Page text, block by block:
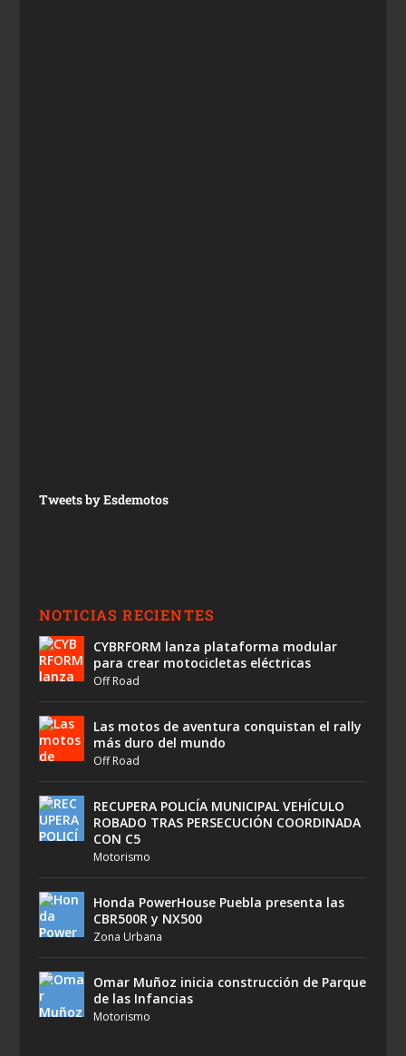
Tweets by Esdemotos
NOTICIAS RECIENTES
CYBRFORM lanza plataforma modular
para crear motocicletas eléctricas
Off Road
Las motos de aventura conquistan el rally
más duro del mundo
Off Road
RECUPERA POLICÍA MUNICIPAL VEHÍCULO
ROBADO TRAS PERSECUCIÓN COORDINADA
CON C5
Motorismo
Honda PowerHouse Puebla presenta las
CBR500R y NX500
Zona Urbana
Omar Muñoz inicia construcción de Parque
de las Infancias
Motorismo